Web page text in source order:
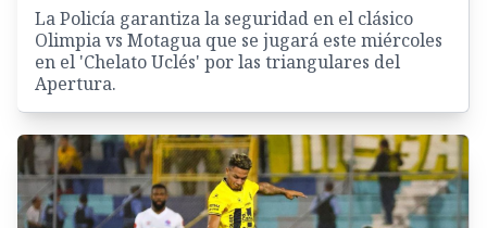
La Policía garantiza la seguridad en el clásico
Olimpia vs Motagua que se jugará este miércoles
en el 'Chelato Uclés' por las triangulares del
Apertura.